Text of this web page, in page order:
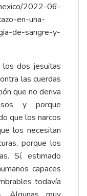
2022-06-
en-una-
de-sangre-y-
los dos jesuitas
las cuerdas
que no deriva
y porque
que los narcos
los necesitan
porque los
Sí, estimado
capaces
todavía